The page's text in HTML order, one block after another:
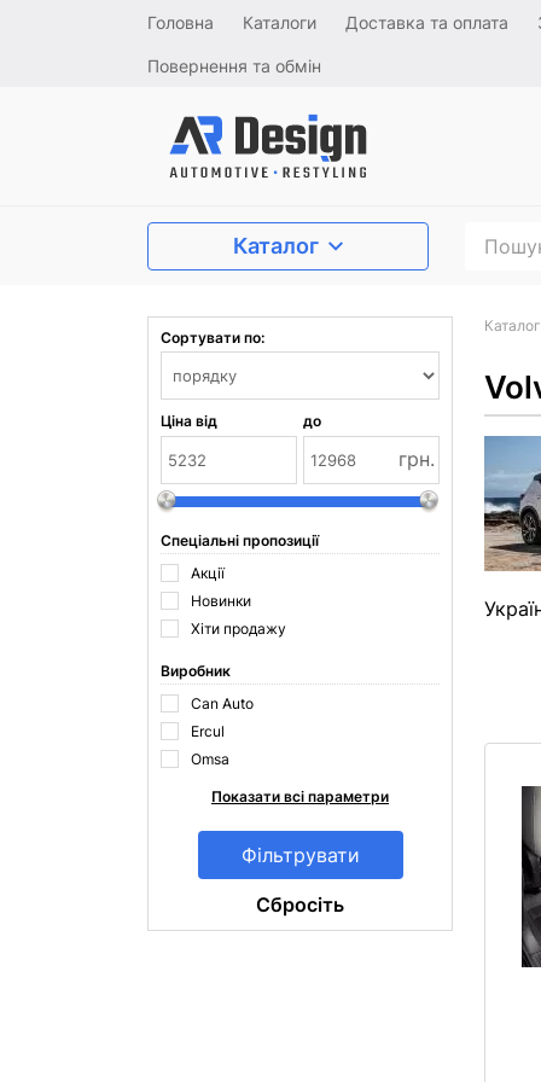
Головна Каталоги Доставка та оплата
Повернення та обмін
Каталог
Сортувати по:
Ціна від до
грн.
Спеціальні пропозиції
Акції
Новинки
Хіти продажу
Виробник
Can Auto
Ercul
Omsa
Показати всі параметри
Cбросіть
Каталог